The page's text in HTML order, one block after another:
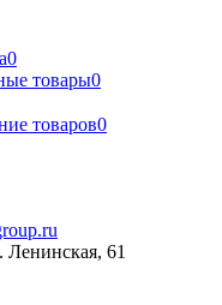
0
товары0
товаров0
Ленинская, 61